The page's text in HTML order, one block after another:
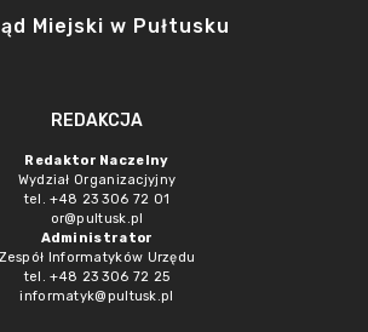
Miejski w Pułtusku
REDAKCJA
Redaktor Naczelny
Wydział Organizacjyjny
tel. +48 23 306 72 01
or@pultusk.pl
Administrator
Zespół Informatyków Urzędu
tel. +48 23 306 72 25
informatyk@pultusk.pl